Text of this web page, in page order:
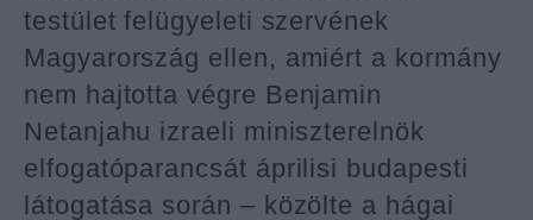
testület felügyeleti szervének
Magyarország ellen, amiért a kormány
nem hajtotta végre Benjamin
Netanjahu izraeli miniszterelnök
elfogatóparancsát áprilisi budapesti
látogatása során – közölte a hágai